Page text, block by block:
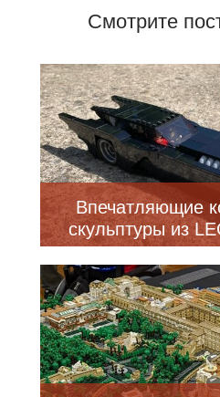
Смотрите
Впечатляющие
скульптуры из